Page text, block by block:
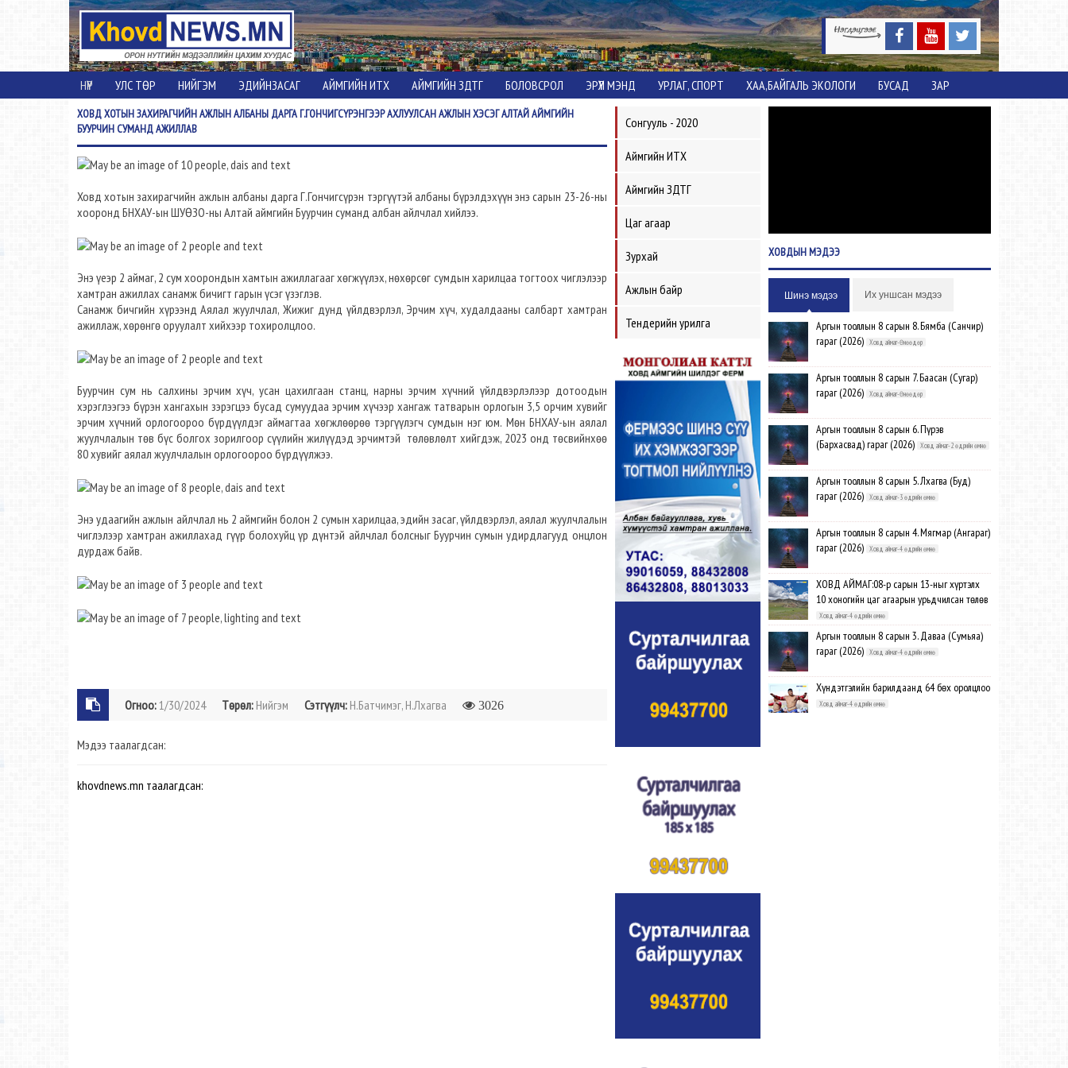
НҮҮР УЛС ТӨР НИЙГЭМ ЭДИЙНЗАСАГ АЙМГИЙН ИТХ АЙМГИЙН ЗДТГ БОЛОВСРОЛ ЭРҮҮЛ МЭНД УРЛАГ, СПОРТ ХАА,БАЙГАЛЬ ЭКОЛОГИ БУСАД ЗАР
ХОВДХОТЫН ЗАХИРАГЧИЙН АЖЛЫН АЛБАНЫ ДАРГА Г.ГОНЧИГСҮРЭНГЭЭР АХЛУУЛСАН АЖЛЫН ХЭСЭГ АЛТАЙ АЙМГИЙН
БУУРЧИН СУМАНД АЖИЛЛАВ
Ховд хотын захирагчийн ажлын албаны дарга Г.Гончигсүрэн тэргүүтэй албаны бүрэлдэхүүн энэ сарын 23-26-ны
хооронд БНХАУ-ын ШУӨЗО-ны Алтай аймгийн Буурчин суманд албан айлчлал хийлээ.
Энэ үеэр 2 аймаг, 2 сум хоорондын хамтын ажиллагааг хөгжүүлэх, нөхөрсөг сумдын харилцаа тогтоох чиглэлээр
хамтран ажиллах санамж бичигт гарын үсэг үзэглэв.
Санамж бичгийн хүрээнд Аялал жуулчлал, Жижиг дунд үйлдвэрлэл, Эрчим хүч, худалдааны салбарт хамтран
ажиллаж, хөрөнгө оруулалт хийхээр тохиролцлоо.
Буурчин сум нь салхины эрчим хүч, усан цахилгаан станц, нарны эрчим хүчний үйлдвэрлэлээр дотоодын
хэрэглээгээ бүрэн хангахын зэрэгцээ бусад сумуудаа эрчим хүчээр хангаж татварын орлогын 3,5 орчим хувийг
эрчим хүчний орлогоороо бүрдүүлдэг аймагтаа хөгжлөөрөө тэргүүлэгч сумдын нэг юм. Мөн БНХАУ-ын аялал
жуулчлалын төв бүс болгох зорилгоор сүүлийн жилүүдэд эрчимтэй төлөвлөлт хийгдэж, 2023 онд төсвийнхөө
80 хувийг аялал жуулчлалын орлогоороо бүрдүүлжээ.
Энэ удаагийн ажлын айлчлал нь 2 аймгийн болон 2 сумын харилцаа, эдийн засаг, үйлдвэрлэл, аялал жуулчлалын
чиглэлээр хамтран ажиллахад гүүр болохуйц үр дүнтэй айлчлал болсныг Буурчин сумын удирдлагууд онцлон
дурдаж байв.
Огноо:1/30/2024 Төрөл: Нийгэм Сэтгүүлч: Н.Батчимэг, Н.Лхагва 3026
Мэдээ таалагдсан:
khovdnews.mn таалагдсан:
Сонгууль - 2020
Аймгийн ИТХ
Аймгийн ЗДТГ
Цаг агаар
Зурхай
Ажлын байр
Тендерийн урилга
ХОВДЫНМЭДЭЭ
Шинэ мэдээ Их уншсан мэдээ
Аргын тооллын 8 сарын 8. Бямба (Санчир)
гараг (2026)
Ховд аймаг-Өнөөдөр
Аргын тооллын 8 сарын 7. Баасан (Сугар)
гараг (2026)
Ховд аймаг-Өнөөдөр
Аргын тооллын 8 сарын 6. Пүрэв
(Бархасвад) гараг (2026)
Ховд аймаг-2 өдрийн өмнө
Аргын тооллын 8 сарын 5. Лхагва (Буд)
гараг (2026)
Ховд аймаг-3 өдрийн өмнө
Аргын тооллын 8 сарын 4. Мягмар (Ангараг)
гараг (2026)
Ховд аймаг-4 өдрийн өмнө
ХОВД АЙМАГ:08-р сарын 13-ныг хүртэлх
10 хоногийн цаг агаарын урьдчилсан төлөв
Ховд аймаг-4 өдрийн өмнө
Аргын тооллын 8 сарын 3. Даваа (Сумьяа)
гараг (2026)
Ховд аймаг-4 өдрийн өмнө
Хүндэтгэлийн барилдаанд 64 бөх оролцлоо
Ховд аймаг-4 өдрийн өмнө